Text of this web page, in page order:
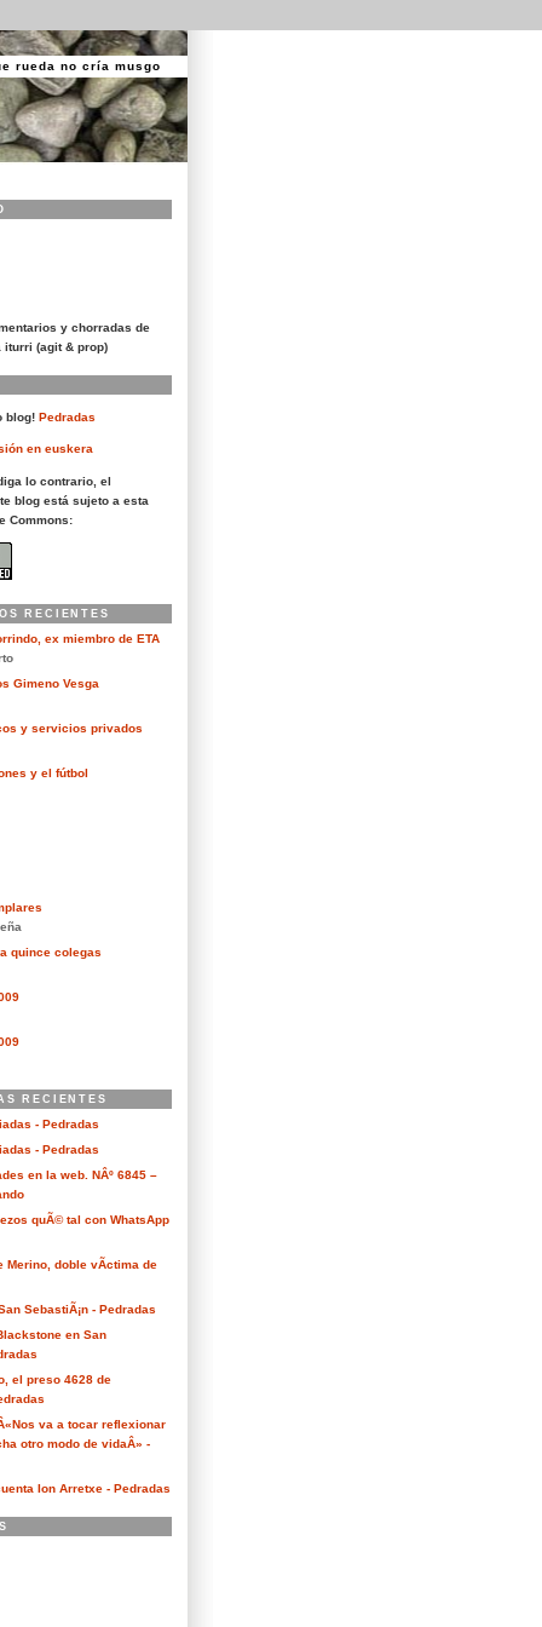
rueda no cría musgo
y chorradas de
iturri (agit & prop)
blog! Pedradas
en euskera
lo contrario, el
blog está sujeto a esta
Commons:
RECIENTES
ex miembro de ETA
Gimeno Vesga
y servicios privados
y el fútbol
quince colegas
RECIENTES
- Pedradas
- Pedradas
en la web. NÂº 6845 –
quÃ© tal con WhatsApp
Merino, doble vÃ­ctima de
SebastiÃ¡n - Pedradas
en San
el preso 4628 de
va a tocar reflexionar
otro modo de vidaÂ» -
Ion Arretxe - Pedradas